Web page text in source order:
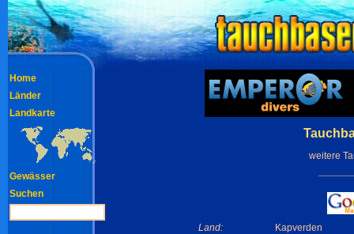
weitere
Land:
Kapverden
Home
Länder
Landkarte
Gewässer
Suchen